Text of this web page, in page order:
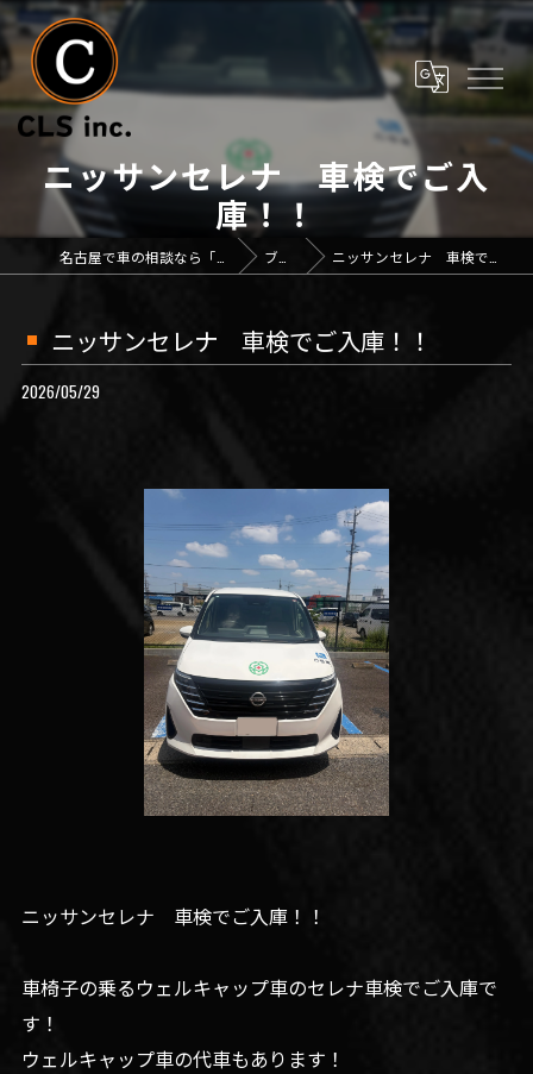
ニッサンセレナ 車検でご入
庫！！
ブログ ニッサンセレナ 車検でご入庫！！
ニッサンセレナ 車検でご入庫！！
2026/05/29
ニッサンセレナ 車検でご入庫！！
車椅子の乗るウェルキャップ車のセレナ車検でご入庫で
す！
ウェルキャップ車の代車もあります！